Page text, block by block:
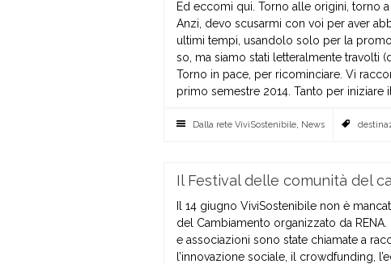
Ed eccomi qui. Torno alle origini, torno
Anzi, devo scusarmi con voi per aver
ultimi tempi, usandolo solo per la
so, ma siamo stati letteralmente travolti
Torno in pace, per ricominciare. Vi
primo semestre 2014. Tanto per iniziare
Dalla rete ViviSostenibile, News
Il Festival delle comunità del
Il 14 giugno ViviSostenibile non è
del Cambiamento organizzato da
e associazioni sono state chiamate a
l’innovazione sociale, il crowdfunding,